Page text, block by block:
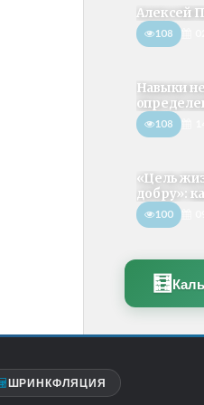
Алексей
108
Навыки
108
«Цель
добру»:
100
🧮
ШРИНКФЛЯЦИЯ